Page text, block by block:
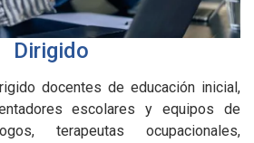
Dirigido
docentes de educación inicial,
escolares y equipos de
terapeutas ocupacionales,